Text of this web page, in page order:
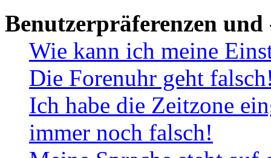
Benutzerpräferenzen und
Wie kann ich meine
Die Forenuhr geht
Ich habe die Zeitzone
immer noch falsch!